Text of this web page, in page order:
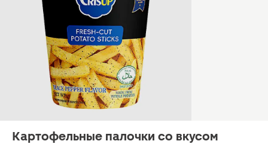
Картофельные палочки со вкусом